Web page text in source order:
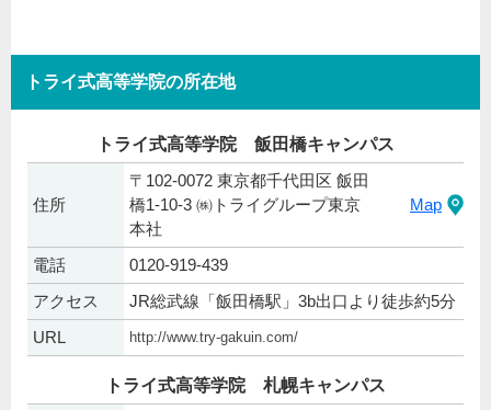
トライ式高等学院の所在地
トライ式高等学院 飯田橋キャンパス
住所
〒102-0072 東京都千代田区 飯田
橋1-10-3 ㈱トライグループ東京
本社
Map
電話
0120-919-439
アクセス
JR総武線「飯田橋駅」3b出口より徒歩約5分
URL
http://www.try-gakuin.com/
トライ式高等学院 札幌キャンパス